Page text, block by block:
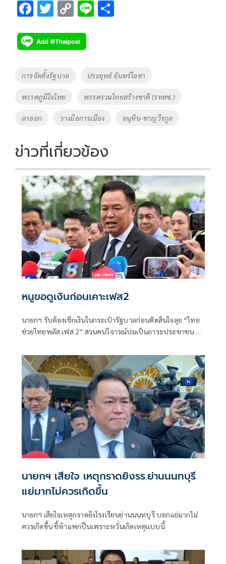
F
e
b
o
k
T
tt
er
C
p
y
Li
Tags
การจัดตั้งรัฐบาล ประยุทธ์ จันทร์โอชา
พรรคภูมิใจไทย พรรครวมไทยสร้างชาติ (รทสช.)
ลาออก วางมือการเมือง อนุทิน-ชาญวีรกูล
ข่าวที่เกี่ยวข้อง
หนูขอดูเงินก่อนเคาะเฟส2
นายกฯ รับต้องเช็กเงินในกระเป๋ารัฐบาลก่อนตัดสินใจลุย “ไทย
ช่วยไทยพลัส เฟส 2” สวนคนวิจารณ์ปมเป็นภาระประชาชน ชี้
ไทยพลัสหรือไม่
นายกฯ เสียใจ เหตุกราดยิงรร.ย่านนนทบุรี
แย่มากไม่ควรเกิดขึ้น
นายกฯ เสียใจเหตุกราดยิงโรงเรียนย่านนนทบุรี บอกแย่มากไม่
ควรเกิดขึ้น ชี้ห้ามพกปืนเพราะหวั่นเกิดเหตุแบบนี้